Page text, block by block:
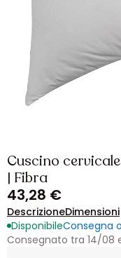
Cuscino
| Fibra
43,28 €
DescrizioneDimensioni
DisponibileConsegna
Consegnato tra 14/08